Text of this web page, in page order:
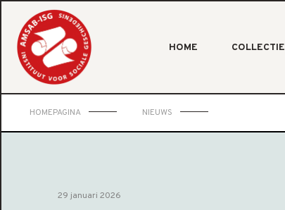
HOME COLLECTIE
HOMEPAGINA NIEUWS
29 januari 2026